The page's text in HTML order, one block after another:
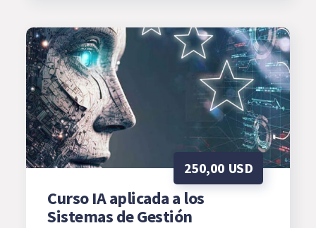
Curso IA aplicada a los
Sistemas de Gestión
250,00 USD